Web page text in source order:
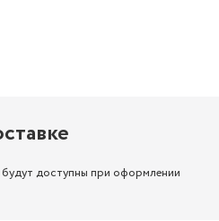
доступны при оформлении